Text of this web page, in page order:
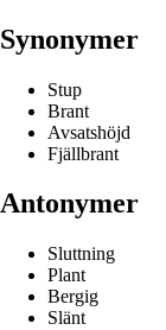
Synonymer
Stup
Brant
Avsatshöjd
Fjällbrant
Antonymer
Sluttning
Plant
Bergig
Slänt